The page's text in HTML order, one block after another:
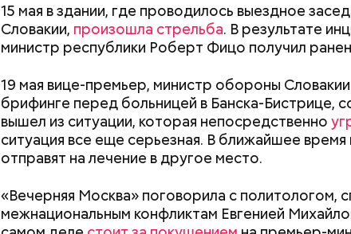
15 мая в здании, где проводилось выездное
Словакии, произошла стрельба. В результате
министр республики Роберт Фицо получил
19 мая вице-премьер, министр обороны
брифинге перед больницей в Банска-Бистрице,
вышел из ситуации, которая непосредственно
ситуация все еще серьезная. В ближайшее
отправят на лечение в другое место.
«Вечерняя Москва» поговорила с политологом,
межнациональным конфликтам Евгенией
Леонтьев заметил, что атака целой акульей стаи
открытом море или океане вполне реальна.
— Для группы из пяти человек такое
пределах 340 белорусских рублей (около 10311